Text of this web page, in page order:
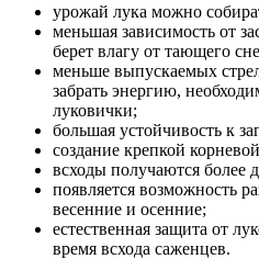
урожай лука можно
меньшая зависимость от
берет влагу от тающего
меньше выпускаемых
забрать энергию,
луковички;
большая устойчивость к
создание крепкой
всходы получаются более
появляется возможность
весенние и осенние;
естественная защита от
время всхода саженцев.